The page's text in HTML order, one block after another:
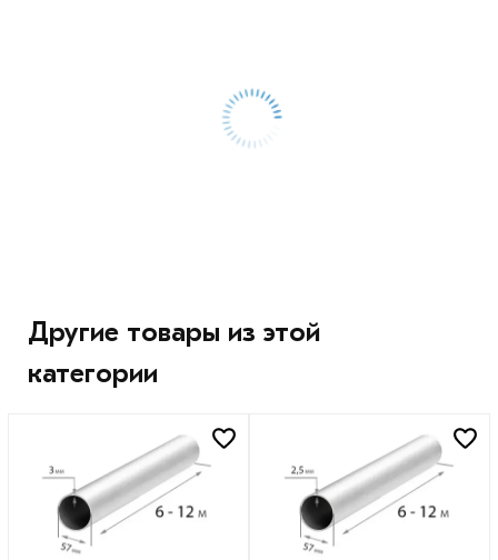
Другие товары из этой
категории